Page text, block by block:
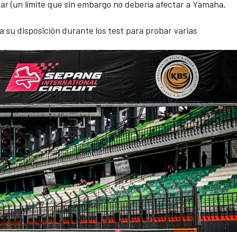
(un límite que sin embargo no debería afectar a Yamaha,
su disposición durante los test para probar varias